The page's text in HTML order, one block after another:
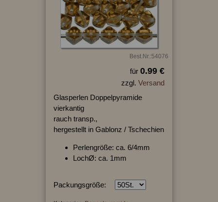
Best.Nr.:54076
für 0.99 €
zzgl. Versand
Glasperlen Doppelpyramide
vierkantig
rauch transp.,
hergestellt in Gablonz / Tschechien
Perlengröße: ca. 6/4mm
LochØ: ca. 1mm
Packungsgröße: